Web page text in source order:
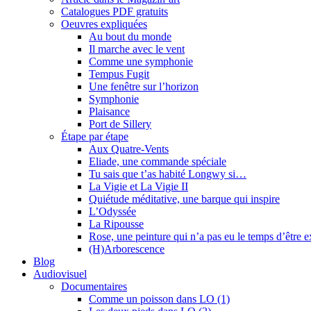
Catalogues PDF gratuits
Oeuvres expliquées
Au bout du monde
Il marche avec le vent
Comme une symphonie
Tempus Fugit
Une fenêtre sur l’horizon
Symphonie
Plaisance
Port de Sillery
Étape par étape
Aux Quatre-Vents
Eliade, une commande spéciale
Tu sais que t’as habité Longwy si…
La Vigie et La Vigie II
Quiétude méditative, une barque qui inspire
L’Odyssée
La Ripousse
Rose, une peinture qui n’a pas eu le temps d’être
(H)Arborescence
Blog
Audiovisuel
Documentaires
Comme un poisson dans LO (1)